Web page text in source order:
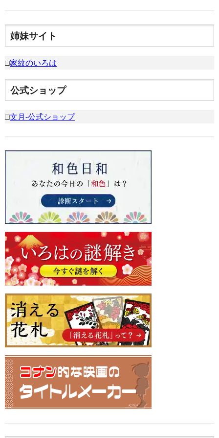
姉妹サイト
□家紋のいろは
公式ショップ
□文月-公式ショップ